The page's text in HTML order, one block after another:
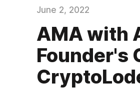
June 2, 2022
AMA with
Founder's